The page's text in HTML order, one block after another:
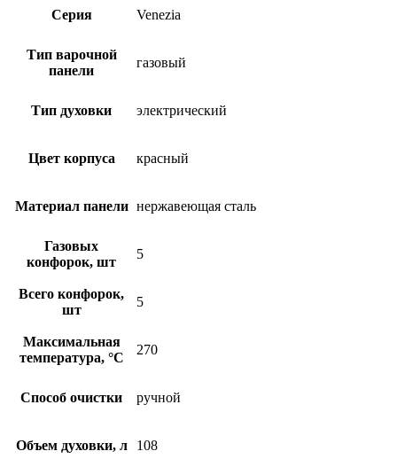
Серия Venezia
Тип варочной
панели
газовый
Тип духовки электрический
Цвет корпуса красный
Материал панели нержавеющая сталь
Газовых
конфорок, шт
5
Всего конфорок,
шт
5
Максимальная
температура, °С
270
Способ очистки ручной
Объем духовки, л 108